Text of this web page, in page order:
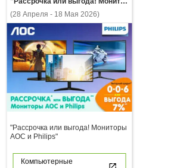
(28 Апреля - 18 Мая 2026)
"Рассрочка или выгода! Мониторы
AOC и Philips"
Компьютерные